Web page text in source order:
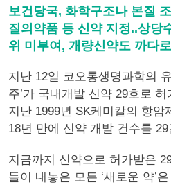
보건당국, 화학구조나 본질
질의약품 등 신약 지정..상당
위 미부여, 개량신약도 까다
지난 12일 코오롱생명과학의
주’가 국내개발 신약 29호로
지난 1999년 SK케미칼의 항암
18년 만에 신약 개발 건수를
지금까지 신약으로 허가받은
들이 내놓은 모든 ‘새로운 약’